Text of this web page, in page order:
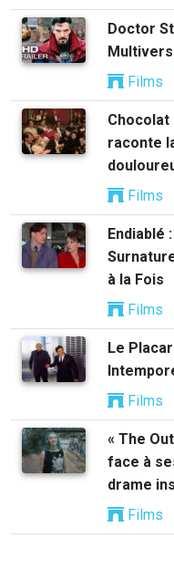
Doctor
Films
Chocolat
raconte
Films
Endiablé
à la Fois
Films
Le
Films
« The
face à
drame
Films